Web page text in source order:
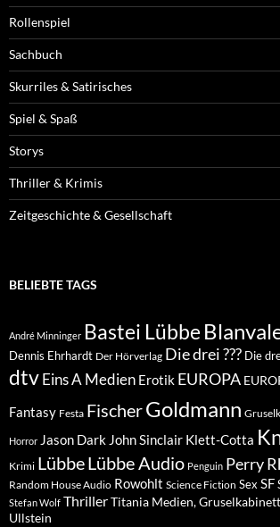
Rollenspiel
Sachbuch
Skurriles & Satirisches
Spiel & Spaß
Storys
Thriller & Krimis
Zeitgeschichte & Gesellschaft
BELIEBTE TAGS
André Minninger Bastei Lübbe
Dennis Ehrhardt Der Hörverlag Die drei ??? Die
dtvEins A Medien Erotik EUROPA
Fantasy Festa FischerGoldmann
Horror Jason Dark John Sinclair Klett-Cotta
Krimi LübbeLübbe Audio Penguin Perry
Random House Audio Rowohlt Science Fiction Sex SF
Stefan Wolf ThrillerTitania Medien, Gruselkabinett
Ullstein